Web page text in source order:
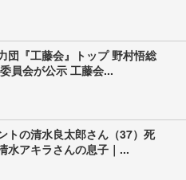
団『工藤会』トップ 野村悟総
員会が公示 工藤会...
トの清水良太郎さん（37）死
アキラさんの息子｜...